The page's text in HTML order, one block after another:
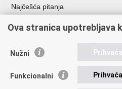
Najčešća pitanja
Važne poveznice
EMN Nacionalna kontaktna točka
Policijska akademija
Ova stranica upotrebljava
Nužni
Funkcionalni